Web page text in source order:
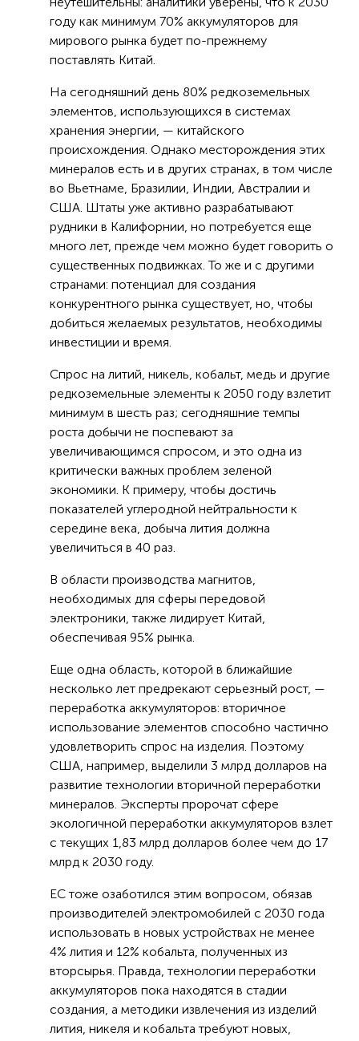
году как минимум 70% аккумуляторов для
мирового рынка будет по-прежнему
поставлять Китай.
На сегодняшний день 80% редкоземельных
элементов, использующихся в системах
хранения энергии, — китайского
происхождения. Однако месторождения этих
минералов есть и в других странах, в том числе
во Вьетнаме, Бразилии, Индии, Австралии и
США. Штаты уже активно разрабатывают
рудники в Калифорнии, но потребуется еще
много лет, прежде чем можно будет говорить о
существенных подвижках. То же и с другими
странами: потенциал для создания
конкурентного рынка существует, но, чтобы
добиться желаемых результатов, необходимы
инвестиции и время.
Спрос на литий, никель, кобальт, медь и другие
редкоземельные элементы к 2050 году взлетит
минимум в шесть раз; сегодняшние темпы
роста добычи не поспевают за
увеличивающимся спросом, и это одна из
критически важных проблем зеленой
экономики. К примеру, чтобы достичь
показателей углеродной нейтральности к
середине века, добыча лития должна
увеличиться в 40 раз.
В области производства магнитов,
необходимых для сферы передовой
электроники, также лидирует Китай,
обеспечивая 95% рынка.
Еще одна область, которой в ближайшие
несколько лет предрекают серьезный рост, —
переработка аккумуляторов: вторичное
использование элементов способно частично
удовлетворить спрос на изделия. Поэтому
США, например, выделили 3 млрд долларов на
развитие технологии вторичной переработки
минералов. Эксперты пророчат сфере
экологичной переработки аккумуляторов взлет
с текущих 1,83 млрд долларов более чем до 17
млрд к 2030 году.
ЕС тоже озаботился этим вопросом, обязав
производителей электромобилей с 2030 года
использовать в новых устройствах не менее
4% лития и 12% кобальта, полученных из
вторсырья. Правда, технологии переработки
аккумуляторов пока находятся в стадии
создания, а методики извлечения из изделий
лития, никеля и кобальта требуют новых,